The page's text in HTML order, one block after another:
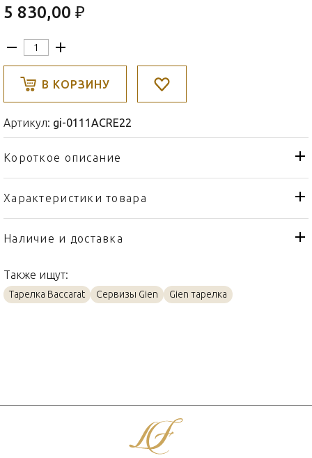
5 830,00 ₽
В КОРЗИНУ
Артикул: gi-0111ACRE22
Короткое описание
Характеристики товара
Тип товара
Тарелка
Бренд
Страна производителя
Материал
Фаянс
Наличие и доставка
Также ищут:
Тарелка Baccarat Сервизы Gien Gien тарелка